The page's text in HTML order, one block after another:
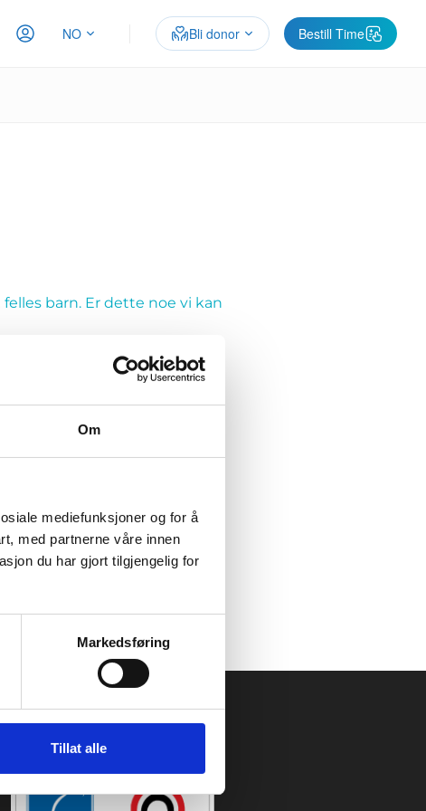
Om
mediefunksjoner og for å
med partnerne våre innen
du har gjort tilgjengelig for
Markedsføring
Tillat alle
NO Bli donor Bestill Time
barn. Er dette noe vi kan